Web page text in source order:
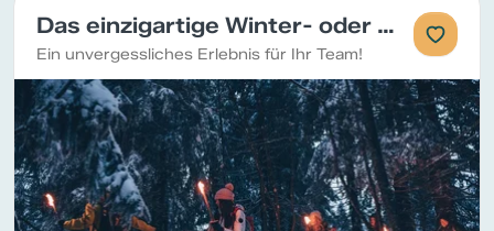
Das einzigartige Winter- oder Weihnachtsevent
Ein unvergessliches Erlebnis für Ihr Team!